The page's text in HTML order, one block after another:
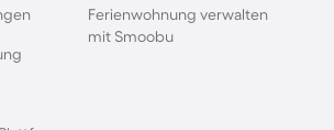
Ferienwohnung verwalten
mit Smoobu